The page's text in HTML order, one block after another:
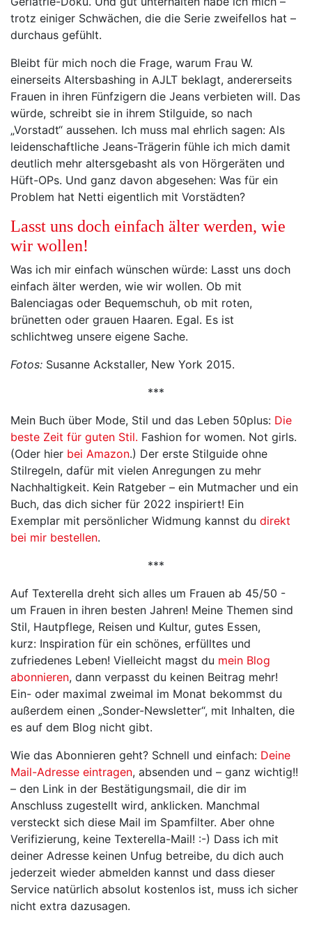
trotz einiger Schwächen, die die Serie zweifellos hat –
durchaus gefühlt.
Bleibt für mich noch die Frage, warum Frau W.
einerseits Altersbashing in AJLT beklagt, andererseits
Frauen in ihren Fünfzigern die Jeans verbieten will. Das
würde, schreibt sie in ihrem Stilguide, so nach
„Vorstadt“ aussehen. Ich muss mal ehrlich sagen: Als
leidenschaftliche Jeans-Trägerin fühle ich mich damit
deutlich mehr altersgebasht als von Hörgeräten und
Hüft-OPs. Und ganz davon abgesehen: Was für ein
Problem hat Netti eigentlich mit Vorstädten?
Lasst uns doch einfach älter werden, wie
wir wollen!
Was ich mir einfach wünschen würde: Lasst uns doch
einfach älter werden, wie wir wollen. Ob mit
Balenciagas oder Bequemschuh, ob mit roten,
brünetten oder grauen Haaren. Egal. Es ist
schlichtweg unsere eigene Sache.
Fotos: Susanne Ackstaller, New York 2015.
***
Mein Buch über Mode, Stil und das Leben 50plus: Die
beste Zeit für guten Stil. Fashion for women. Not girls.
(Oder hier bei Amazon.) Der erste Stilguide ohne
Stilregeln, dafür mit vielen Anregungen zu mehr
Nachhaltigkeit. Kein Ratgeber – ein Mutmacher und ein
Buch, das dich sicher für 2022 inspiriert! Ein
Exemplar mit persönlicher Widmung kannst du direkt
bei mir bestellen.
***
Auf Texterella dreht sich alles um Frauen ab 45/50 -
um Frauen in ihren besten Jahren! Meine Themen sind
Stil, Hautpflege, Reisen und Kultur, gutes Essen,
kurz: Inspiration für ein schönes, erfülltes und
zufriedenes Leben! Vielleicht magst du mein Blog
abonnieren, dann verpasst du keinen Beitrag mehr!
Ein- oder maximal zweimal im Monat bekommst du
außerdem einen „Sonder-Newsletter“, mit Inhalten, die
es auf dem Blog nicht gibt.
Wie das Abonnieren geht? Schnell und einfach: Deine
Mail-Adresse eintragen, absenden und – ganz wichtig!!
– den Link in der Bestätigungsmail, die dir im
Anschluss zugestellt wird, anklicken. Manchmal
versteckt sich diese Mail im Spamfilter. Aber ohne
Verifizierung, keine Texterella-Mail! :-) Dass ich mit
deiner Adresse keinen Unfug betreibe, du dich auch
jederzeit wieder abmelden kannst und dass dieser
Service natürlich absolut kostenlos ist, muss ich sicher
nicht extra dazusagen.